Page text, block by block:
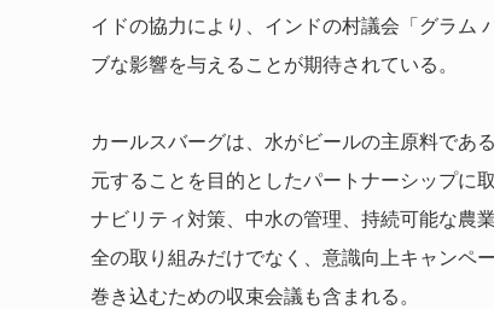
イドの協力により、インドの村議会「グラム
ブな影響を与えることが期待されている。
カールスバーグは、水がビールの主原料であ
元することを目的としたパートナーシップに
ナビリティ対策、中水の管理、持続可能な農
全の取り組みだけでなく、意識向上キャンペ
巻き込むための収束会議も含まれる。